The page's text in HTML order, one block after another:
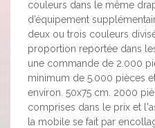
couleurs dans le même
d’équipement
deux ou trois couleurs
proportion reportée dans
une commande de 2.000
minimum de 5.000 pièces
environ. 50x75 cm. 2000
comprises dans le prix et
la mobile se fait par